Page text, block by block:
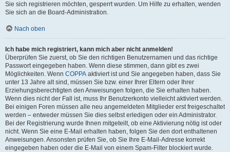
Sie sich registrieren möchten, gesperrt wurden. Um Hilfe zu erhalten, wenden
Sie sich an die Board-Administration.
Nach oben
Ich habe mich registriert, kann mich aber nicht anmelden!
Überprüfen Sie zuerst, ob Sie den richtigen Benutzernamen und das richtige
Passwort eingegeben haben. Wenn diese stimmen, dann gibt es zwei
Möglichkeiten. Wenn COPPA aktiviert ist und Sie angegeben haben, dass Sie
unter 13 Jahre alt sind, müssen Sie bzw. einer Ihrer Eltern oder Ihrer
Erziehungsberechtigten den Anweisungen folgen, die Sie erhalten haben.
Wenn dies nicht der Fall ist, muss Ihr Benutzerkonto vielleicht aktiviert werden.
Bei einigen Foren müssen alle neu angemeldeten Mitglieder erst freigeschaltet
werden – entweder müssen Sie dies selbst erledigen oder ein Administrator.
Bei der Registrierung wurde Ihnen mitgeteilt, ob eine Aktivierung nötig ist oder
nicht. Wenn Sie eine E-Mail erhalten haben, folgen Sie den dort enthaltenen
Anweisungen. Ansonsten prüfen Sie, ob Sie Ihre E-Mail-Adresse korrekt
eingegeben haben oder die E-Mail von einem Spam-Filter blockiert wurde.